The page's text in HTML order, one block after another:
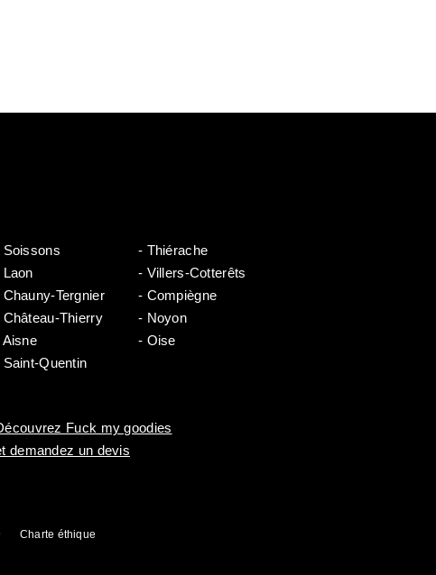
Soissons
Laon
Chauny-Tergnier
Château-Thierry
Aisne
Saint-Quentin
- Thiérache
- Villers-Cotterêts
- Compiègne
- Noyon
- Oise
Fuck my goodies
demandez un devis
Charte éthique